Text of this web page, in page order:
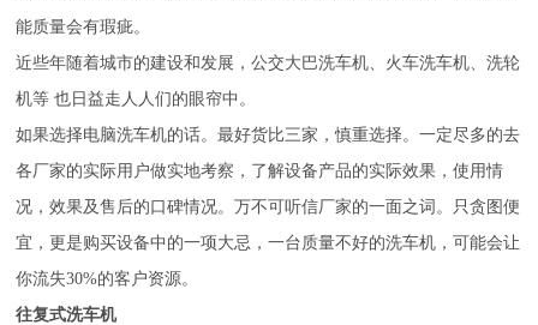
能质量会有瑕疵。
近些年随着城市的建设和发展，公交大巴洗车机、火车洗车机、洗轮
机等 也日益走人人们的眼帘中。
如果选择电脑洗车机的话。最好货比三家，慎重选择。一定尽多的去
各厂家的实际用户做实地考察，了解设备产品的实际效果，使用情
况，效果及售后的口碑情况。万不可听信厂家的一面之词。只贪图便
宜，更是购买设备中的一项大忌，一台质量不好的洗车机，可能会让
你流失30%的客户资源。
往复式洗车机